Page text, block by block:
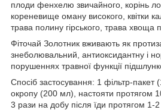
плоди фенхелю звичайного, корінь
кореневище оману високого, квітки
трава полину гірського, трава хвоща
Фіточай Золотник вживають як
знеболювальний, антиоксидантну і
порушеннях травної функції
Спосіб застосування: 1 фільтр-пакет
окропу (200 мл), настояти протягом
3 рази на добу після їди протягом 1-2